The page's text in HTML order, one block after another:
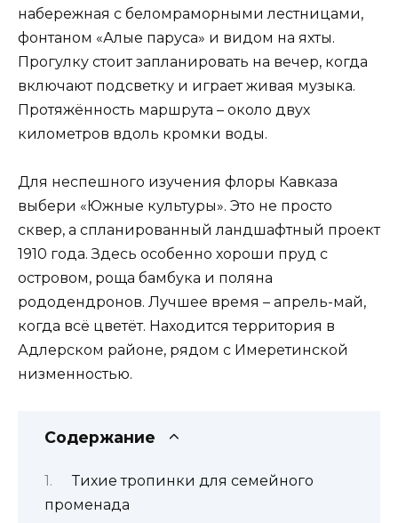
набережная с беломраморными лестницами,
фонтаном «Алые паруса» и видом на яхты.
Прогулку стоит запланировать на вечер, когда
включают подсветку и играет живая музыка.
Протяжённость маршрута – около двух
километров вдоль кромки воды.
Для неспешного изучения флоры Кавказа
выбери «Южные культуры». Это не просто
сквер, а спланированный ландшафтный проект
1910 года. Здесь особенно хороши пруд с
островом, роща бамбука и поляна
рододендронов. Лучшее время – апрель-май,
когда всё цветёт. Находится территория в
Адлерском районе, рядом с Имеретинской
низменностью.
Содержание
Тихие тропинки для семейного
променада